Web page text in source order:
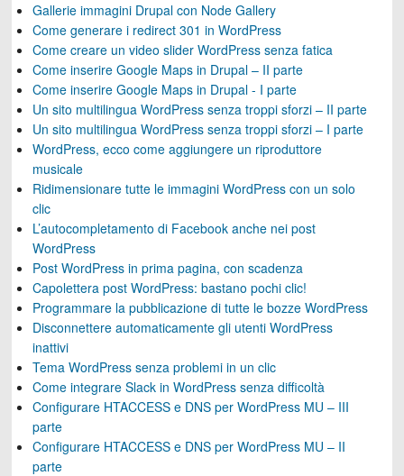
Gallerie immagini Drupal con Node Gallery
Come generare i redirect 301 in WordPress
Come creare un video slider WordPress senza fatica
Come inserire Google Maps in Drupal – II parte
Come inserire Google Maps in Drupal - I parte
Un sito multilingua WordPress senza troppi sforzi – II parte
Un sito multilingua WordPress senza troppi sforzi – I parte
WordPress, ecco come aggiungere un riproduttore
musicale
Ridimensionare tutte le immagini WordPress con un solo
clic
L’autocompletamento di Facebook anche nei post
WordPress
Post WordPress in prima pagina, con scadenza
Capolettera post WordPress: bastano pochi clic!
Programmare la pubblicazione di tutte le bozze WordPress
Disconnettere automaticamente gli utenti WordPress
inattivi
Tema WordPress senza problemi in un clic
Come integrare Slack in WordPress senza difficoltà
Configurare HTACCESS e DNS per WordPress MU – III
parte
Configurare HTACCESS e DNS per WordPress MU – II
parte